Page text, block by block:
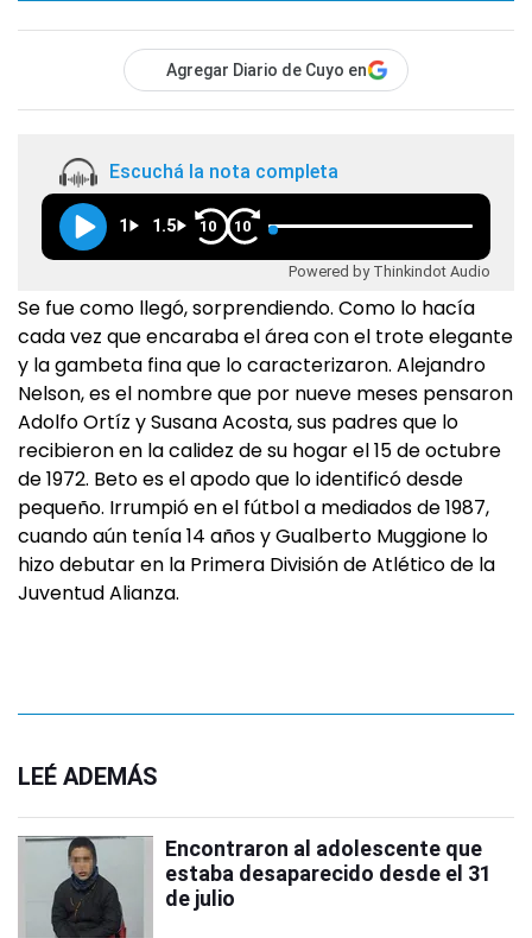
Agregar Diario de Cuyo en
Escuchá la nota completa
1 1.5 10 10
Powered by Thinkindot Audio
Se fue como llegó, sorprendiendo. Como lo hacía
cada vez que encaraba el área con el trote elegante
y la gambeta fina que lo caracterizaron. Alejandro
Nelson, es el nombre que por nueve meses pensaron
Adolfo Ortíz y Susana Acosta, sus padres que lo
recibieron en la calidez de su hogar el 15 de octubre
de 1972. Beto es el apodo que lo identificó desde
pequeño. Irrumpió en el fútbol a mediados de 1987,
cuando aún tenía 14 años y Gualberto Muggione lo
hizo debutar en la Primera División de Atlético de la
Juventud Alianza.
LEÉ ADEMÁS
Encontraron al adolescente que
estaba desaparecido desde el 31
de julio